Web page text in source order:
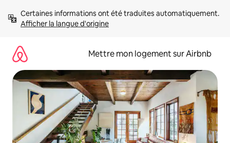
directement
Afficher la langue d'origine
Mettre mon logement sur Airbnb